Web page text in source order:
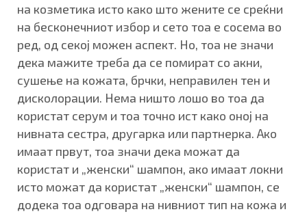
на козметика исто како што жените се среќни
на бесконечниот избор и сето тоа е сосема во
ред, од секој можен аспект. Но, тоа не значи
дека мажите треба да се помират со акни,
сушење на кожата, брчки, неправилен тен и
дисколорации. Нема ништо лошо во тоа да
користат серум и тоа точно ист како оној на
нивната сестра, другарка или партнерка. Ако
имаат првут, тоа значи дека можат да
користат и „женски“ шампон, ако имаат локни
исто можат да користат „женски“ шампон, се
додека тоа одговара на нивниот тип на кожа и